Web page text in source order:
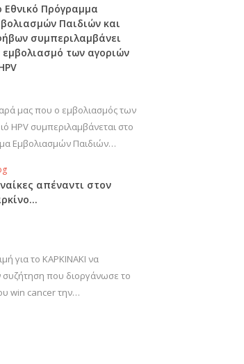
Εθνικό Πρόγραμμα
Παιδιών και
συμπεριλαμβάνει
εμβολιασμό των αγοριών
μας που ο εμβολιασμός των
HPV συμπεριλαμβάνεται στο
Εμβολιασμών Παιδιών…
απέναντι στον
για το ΚΑΡΚΙΝΑΚΙ να
συζήτηση που διοργάνωσε το
win cancer την…